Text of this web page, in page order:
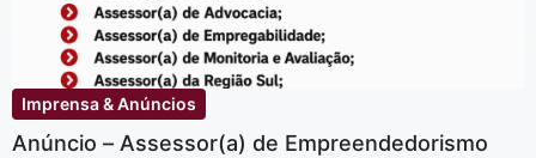
Imprensa & Anúncios
Anúncio – Assessor(a) de Empreendedorismo